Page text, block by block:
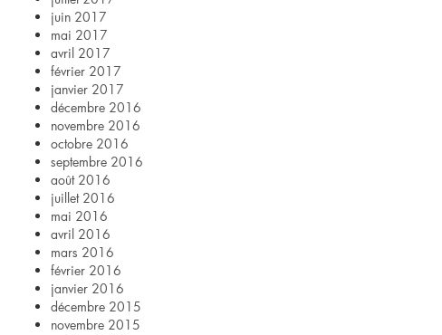
juin 2017
mai 2017
avril 2017
février 2017
janvier 2017
décembre 2016
novembre 2016
octobre 2016
septembre 2016
août 2016
juillet 2016
mai 2016
avril 2016
mars 2016
février 2016
janvier 2016
décembre 2015
novembre 2015